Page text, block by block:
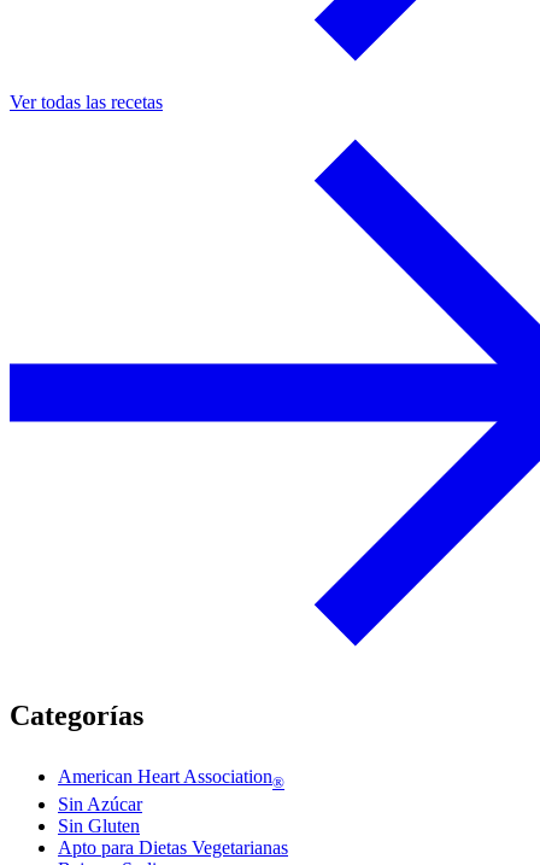
Ver todas las recetas
Categorías
American Heart Association®
Sin Azúcar
Sin Gluten
Apto para Dietas Vegetarianas